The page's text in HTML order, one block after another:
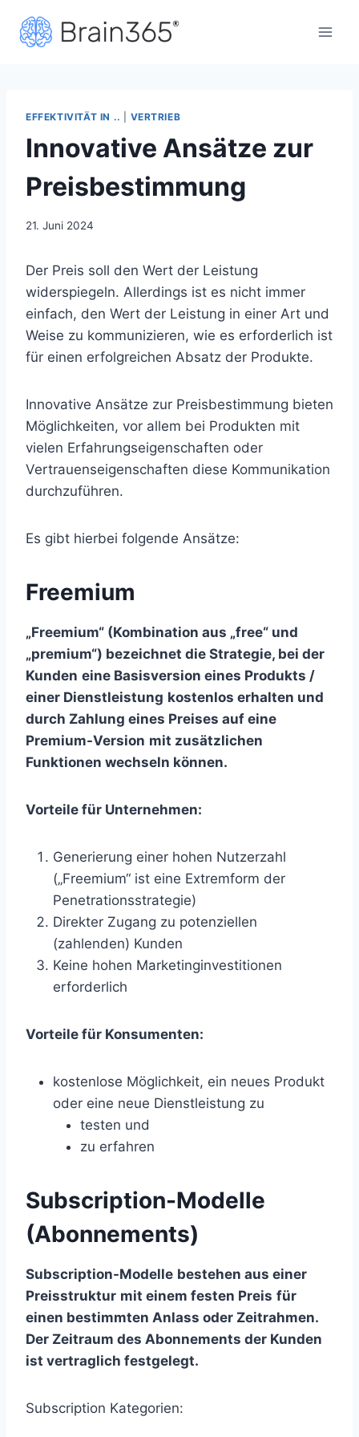
Inhalt
EFFEKTIVITÄT IN .. VERTRIEB
Innovative Ansätze zur
Preisbestimmung
21. Juni 2024
Der Preis soll den Wert der Leistung
widerspiegeln. Allerdings ist es nicht immer
einfach, den Wert der Leistung in einer Art und
Weise zu kommunizieren, wie es erforderlich ist
für einen erfolgreichen Absatz der Produkte.
Innovative Ansätze zur Preisbestimmung bieten
Möglichkeiten, vor allem bei Produkten mit
vielen Erfahrungseigenschaften oder
Vertrauenseigenschaften diese Kommunikation
durchzuführen.
Es gibt hierbei folgende Ansätze:
Freemium
„Freemium“ (Kombination aus „free“ und
„premium“) bezeichnet die Strategie, bei der
Kunden eine Basisversion eines Produkts /
einer Dienstleistung kostenlos erhalten und
durch Zahlung eines Preises auf eine
Premium-Version mit zusätzlichen
Funktionen wechseln können.
Vorteile für Unternehmen:
Generierung einer hohen Nutzerzahl
(„Freemium“ ist eine Extremform der
Penetrationsstrategie)
Direkter Zugang zu potenziellen
(zahlenden) Kunden
Keine hohen Marketinginvestitionen
erforderlich
Vorteile für Konsumenten:
kostenlose Möglichkeit, ein neues Produkt
oder eine neue Dienstleistung zu
testen und
zu erfahren
Subscription-Modelle
(Abonnements)
Subscription-Modelle bestehen aus einer
Preisstruktur mit einem festen Preis für
einen bestimmten Anlass oder Zeitrahmen.
Der Zeitraum des Abonnements der Kunden
ist vertraglich festgelegt.
Subscription Kategorien: